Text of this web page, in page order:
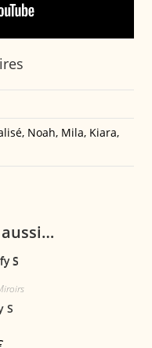
Noah, Mila, Kiara,
S